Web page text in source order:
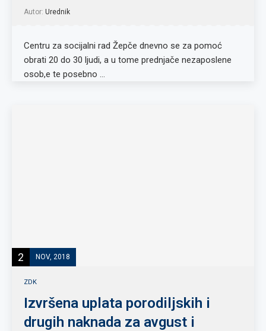
Autor: Urednik
Centru za socijalni rad Žepče dnevno se za pomoć
obrati 20 do 30 ljudi, a u tome prednjače nezaposlene
osob,e te posebno …
2 NOV, 2018
ZDK
Izvršena uplata porodiljskih i
drugih naknada za avgust i